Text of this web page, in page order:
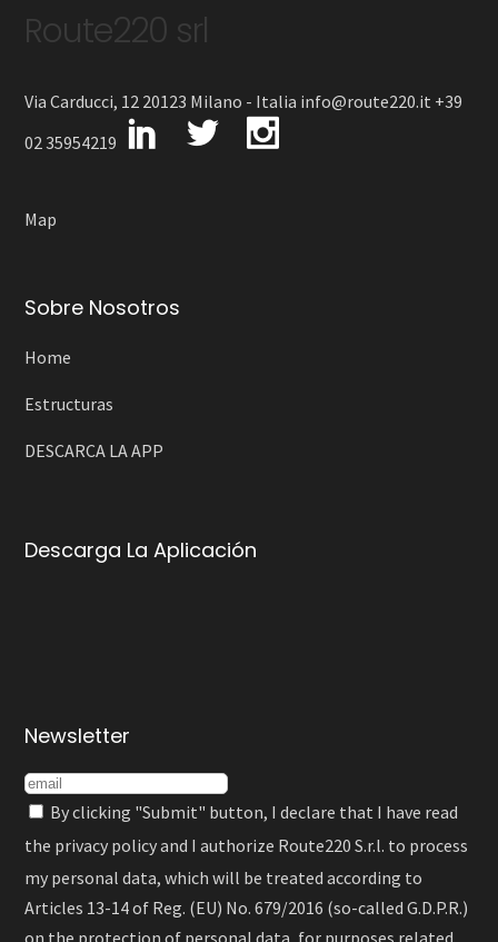
Route220 srl
Via Carducci, 12 20123 Milano - Italia info@route220.it +39
02 35954219
Map
Sobre Nosotros
Home
Estructuras
DESCARCA LA APP
Descarga La Aplicación
Newsletter
By clicking "Submit" button, I declare that I have read
the privacy policyand I authorize Route220 S.r.l. to process
my personal data, which will be treated according to
Articles 13-14 of Reg. (EU) No. 679/2016 (so-called G.D.P.R.)